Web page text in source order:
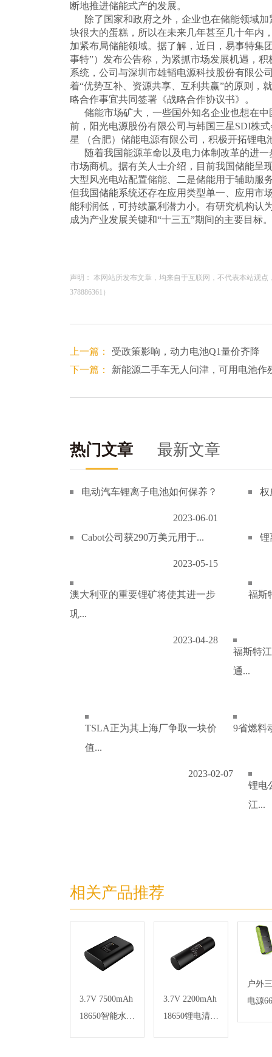
断地推进储能式产的发展。
除了国家和政府之外，企业也在储能领域加
块很大的蛋糕，所以在未来几年甚至几十年内
加紧布局储能领域。据了解，近日，易事特集
事特”）发布公告称，为紧抓市场发展机遇，
系统，公司与深圳市雄韬电源科技股份有限公
着“优势互补、资源共享、互利共赢”的原则，
略合作事宜共同签署《战略合作协议书》。
储能市场矿大，一些国外知名企业也想在中
前，阳光电源股份有限公司与韩国三星SDI株
星 （合肥）储能电源有限公司，积极开拓锂电
随着我国能源革命以及电力体制改革的进一
市场商机。据有关人士介绍，目前我国储能呈
大型风光电站配置储能、二是储能用于辅助服
但我国储能系统还存在应用类型单一、应用市
能利润低，可持续赢利潜力小。有研究机构认
成为产业发展关键和“十三五”期间的主要目标。
声明： 本网站所发布文章，均来自于互联网，不代表本站观
378886361）
上一篇：
受政策影响，动力电池Q1量价齐降
下一篇：
新能源二手车无人问津，可用电池作
热门文章 最新文章
电动汽车锂离子电池如何保养？
2023-06-01
权
Cabot公司获290万美元用于...
2023-05-15
锂
澳大利亚的重要锂矿将使其进一步
巩...
2023-04-28
福斯
福斯特
通...
TSLA正为其上海厂争取一块价
值...
2023-02-07
9省燃料
锂电
江...
相关产品推荐
3.7V 7500mAh
18650智能水表
3.7V 2200mAh
18650锂电清洁
户外
电源